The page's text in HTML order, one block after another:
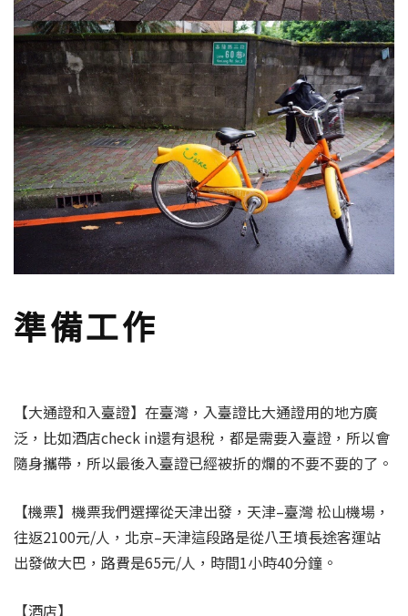
準備工作
【大通證和入臺證】在臺灣，入臺證比大通證用的地方廣
泛，比如酒店check in還有退稅，都是需要入臺證，所以會
隨身攜帶，所以最後入臺證已經被折的爛的不要不要的了。
【機票】機票我們選擇從天津出發，天津–臺灣 松山機場，
往返2100元/人，北京–天津這段路是從八王墳長途客運站
出發做大巴，路費是65元/人，時間1小時40分鐘。
【酒店】